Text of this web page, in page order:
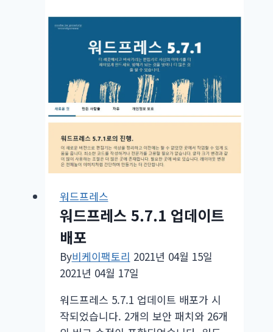
스
Divi
테
마
개
인
대
출
(Personal
홈
페
지
무
레
이
워드프레스
워드프레스 5.7.1 업데이트
배포
By비케이팩토리 2021년 04월 15일
2021년 04월 17일
워드프레스 5.7.1 업데이트 배포가 시
작되었습니다. 2개의 보안 패치와 26개